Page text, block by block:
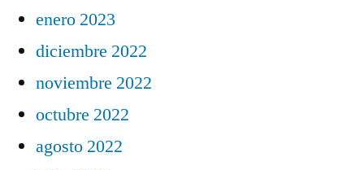
enero 2023
diciembre 2022
noviembre 2022
octubre 2022
agosto 2022